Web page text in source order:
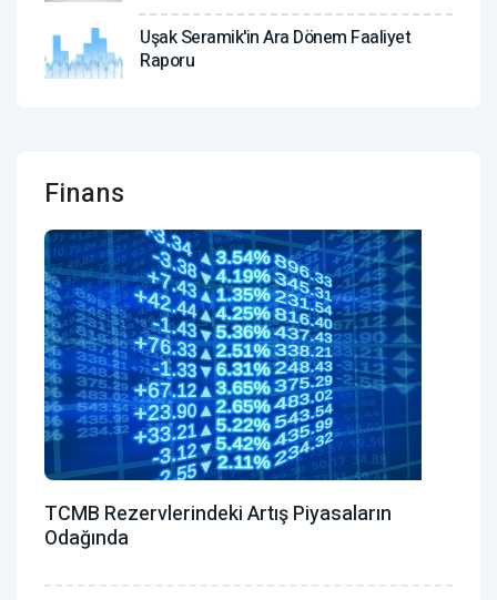
Uşak Seramik'in Ara Dönem Faaliyet
Raporu
Finans
TCMB Rezervlerindeki Artış Piyasaların
Odağında